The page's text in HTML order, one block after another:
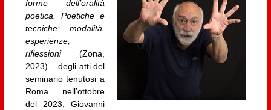
forme dell’oralità
poetica. Poetiche e
tecniche: modalità,
esperienze,
riflessioni(Zona,
2023) – degli atti del
seminario tenutosi a
Roma nell’ottobre
del 2023, Giovanni